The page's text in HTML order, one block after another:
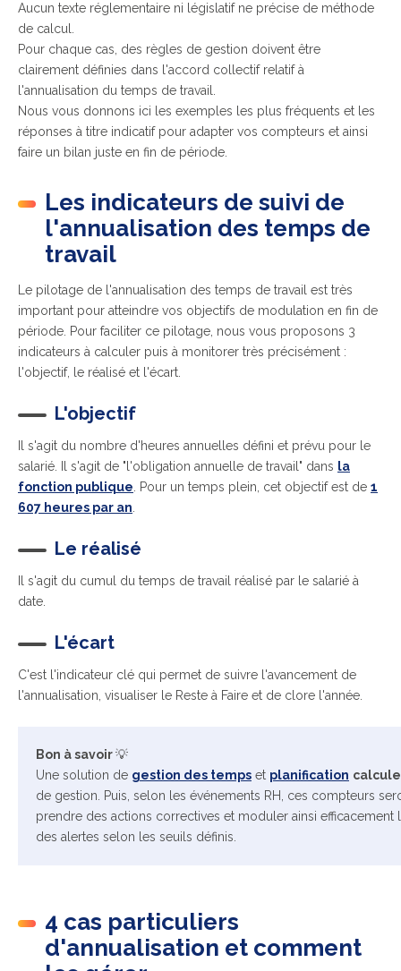
Aucun texte réglementaire ni législatif ne précise de méthode
de calcul.
Pour chaque cas, des règles de gestion doivent être
clairement définies dans l'accord collectif relatif à
l'annualisation du temps de travail.
Nous vous donnons ici les exemples les plus fréquents et les
réponses à titre indicatif pour adapter vos compteurs et ainsi
faire un bilan juste en fin de période.
Les indicateurs de suivi de
l'annualisation des temps de
travail
Le pilotage de l'annualisation des temps de travail est très
important pour atteindre vos objectifs de modulation en fin de
période. Pour faciliter ce pilotage, nous vous proposons 3
indicateurs à calculer puis à monitorer très précisément :
l'objectif, le réalisé et l'écart.
L'objectif
Il s'agit du nombre d'heures annuelles défini et prévu pour le
salarié. Il s'agit de "l'obligation annuelle de travail" dans la
fonction publique . Pour un temps plein, cet objectif est de 1
607 heures par an
Le réalisé
s'agit du cumul du temps de travail réalisé par le salarié à
date.
L'écart
C'est l'indicateur clé qui permet de suivre l'avancement de
l'annualisation, visualiser le Reste à Faire et de clore l'année.
Bon à savoir💡
Une solution de gestion des temps et planification
de gestion. Puis, selon les événements RH, ces compteurs
prendre des actions correctives et moduler ainsi
des alertes selon les seuils définis.
4 cas particuliers
d'annualisation et comment